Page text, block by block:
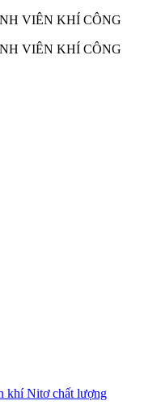
VIÊN KHÍ CÔNG
VIÊN KHÍ CÔNG
khí Nitơ chất lượng